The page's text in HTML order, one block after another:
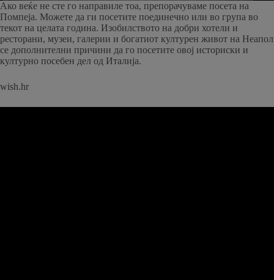
Ако веќе не сте го направиле тоа, препорачуваме посета на
Помпеја. Можете да ги посетите поединечно или во група во
текот на целата година. Изобилството на добри хотели и
ресторани, музеи, галерии и богатиот културен живот на Неапол
се дополнителни причини да го посетите овој историски и
културно посебен дел од Италија.
wish.hr